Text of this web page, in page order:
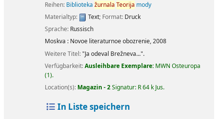
Reihen: Biblioteka žurnala Teorija mody
Materialtyp:
Text; Format: Druck
Sprache: Russisch
Moskva : Novoe literaturnoe obozrenie,2008
Weitere Titel:"Ja odeval Brežneva...".
Verfügbarkeit:Ausleihbare Exemplare: MWN Osteuropa
(1).
Location(s): Magazin - 2Signatur: R 64 k Jus.
In Liste speichern